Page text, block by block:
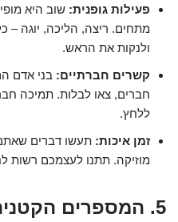
פעילות גופנית: שוב היא
מתחים. ריצה, הליכה, יוגה –
ולנקות את הראש.
קשרים חברתיים: בני אדם
חברים, צאו לבלות. תמיכה
ללחץ.
זמן איכות: תעשו דברים
מוזיקה. תתנו לעצמכם רשות
5. המספרים